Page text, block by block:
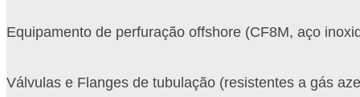
Equipamento de perfuração offshore (CF8M, aço
Válvulas e Flanges de tubulação (resistentes a gás